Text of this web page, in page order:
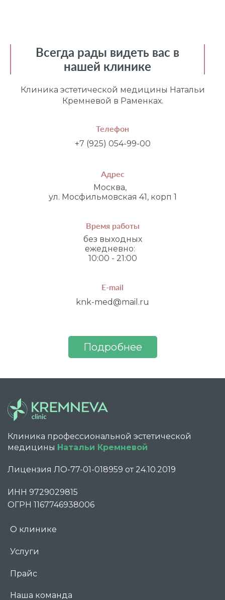
Всегда рады видеть вас в
нашей клинике
Клиника эстетической медицины Натальи
Кремневой в Раменках.
Телефон
+7 (925) 054-99-00
Адрес
Москва,
ул. Мосфильмовская 41, корп 1
Время работы
без выходных
ежедневно:
10:00 - 21:00
E-mail
knk-med@mail.ru
Подробнее
Клиника профессиональной эстетической
медицины Натальи Кремневой
Лицензия ЛО-77-01-018959 от 24.10.2019
ИНН 9729029815
ОГРН 1167746938006
О клинике
Услуги
Прайс
Наша команда